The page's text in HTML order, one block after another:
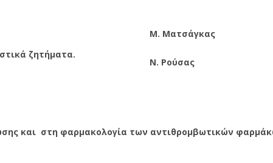
ζητήματα.
Μ. Ματσάγκας
Ν. Ρούσας
και στη φαρμακολογία των αντιθρομβωτικών